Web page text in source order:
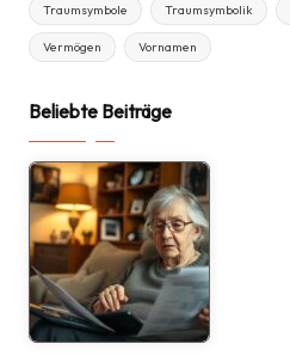
Traumsymbole Traumsymbolik
Vermögen Vornamen
Beliebte Beiträge